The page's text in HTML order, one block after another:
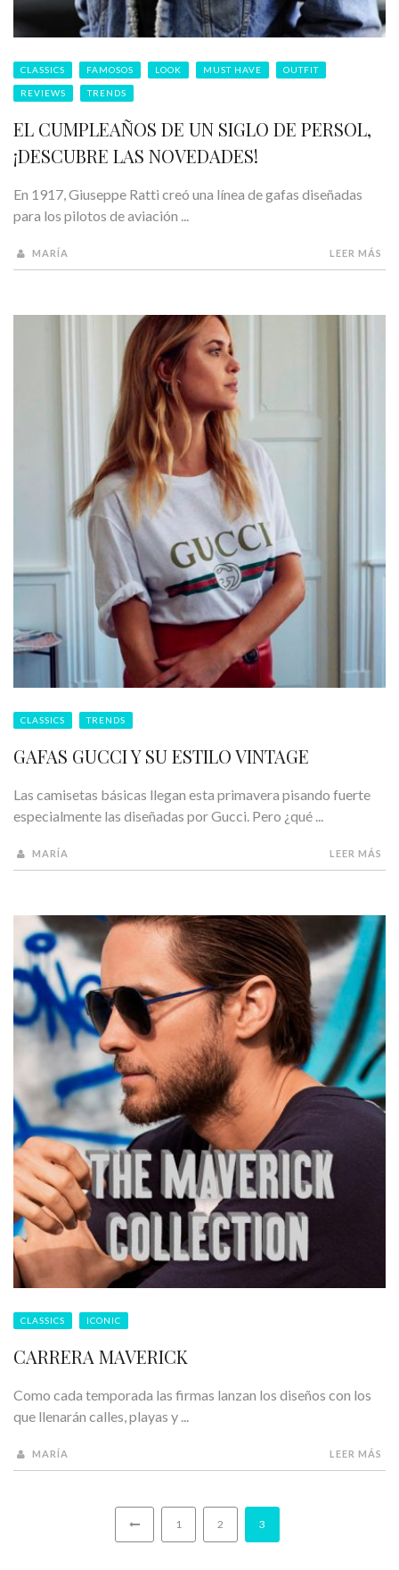
CLASSICS FAMOSOS LOOK MUST HAVE OUTFIT
REVIEWS TRENDS
EL CUMPLEAÑOS DE UN SIGLO DE PERSOL,
¡DESCUBRE LAS NOVEDADES!
En 1917, Giuseppe Ratti creó una línea de gafas diseñadas
para los pilotos de aviación ...
MARÍA LEER MÁS
CLASSICS TRENDS
GAFAS GUCCI Y SU ESTILO VINTAGE
Las camisetas básicas llegan esta primavera pisando fuerte
especialmente las diseñadas por Gucci. Pero ¿qué ...
MARÍA LEER MÁS
CLASSICS ICONIC
CARRERA MAVERICK
Como cada temporada las firmas lanzan los diseños con los
que llenarán calles, playas y ...
MARÍA LEER MÁS
1 2 3